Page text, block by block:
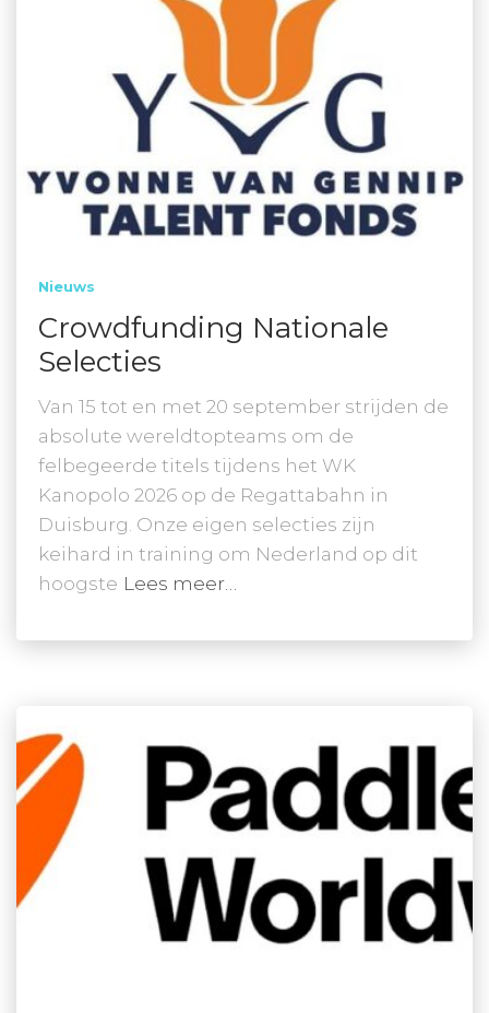
Nieuws
Crowdfunding Nationale
Selecties
Van 15 tot en met 20 september strijden de
absolute wereldtopteams om de
felbegeerde titels tijdens het WK
Kanopolo 2026 op de Regattabahn in
Duisburg. Onze eigen selecties zijn
keihard in training om Nederland op dit
hoogste Lees meer…